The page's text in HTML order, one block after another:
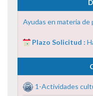
Ayudas en materia
Plazo Solicitud :
1-Actividades